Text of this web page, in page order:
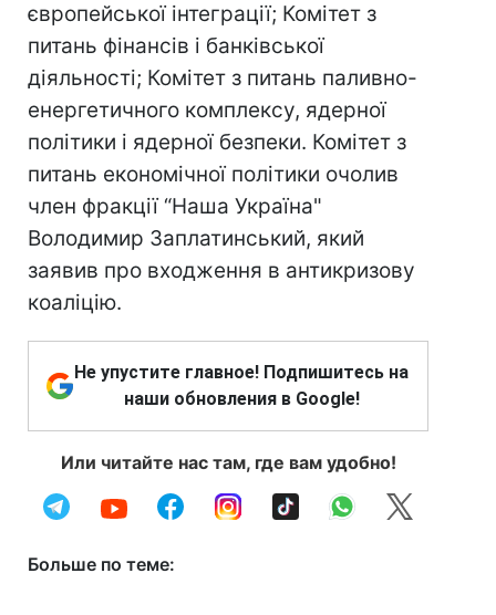
європейської інтеграції; Комітет з
питань фінансів і банківської
діяльності; Комітет з питань паливно-
енергетичного комплексу, ядерної
політики і ядерної безпеки. Комітет з
питань економічної політики очолив
член фракції “Наша Україна"
Володимир Заплатинський, який
заявив про входження в антикризову
коаліцію.
Не упустите главное! Подпишитесь на
наши обновления в Google!
Или читайте нас там, где вам удобно!
Больше по теме: